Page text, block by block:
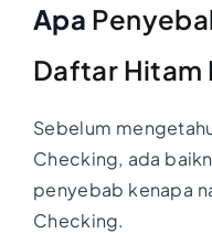
Apa
Daftar Hitam
Sebelum
Checking, ada
penyebab kenapa
Checking.